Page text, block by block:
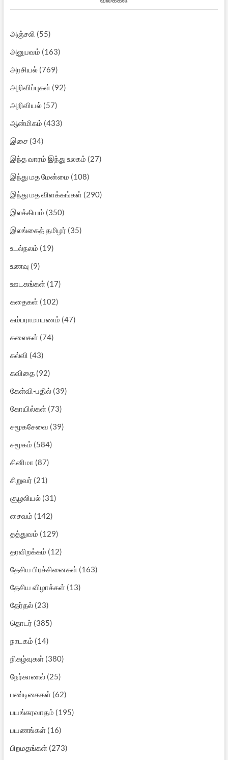
அஞ்சலி (55)
அனுபவம் (163)
அரசியல்(769)
அறிவிப்புகள்(92)
அறிவியல்(57)
ஆன்மிகம் (433)
இசை(34)
இந்த வாரம் இந்து உலகம் (27)
இந்து மத மேன்மை (108)
இந்து மத விளக்கங்கள்(290)
இலக்கியம் (350)
இலங்கைத் தமிழர் (35)
உடல்நலம் (19)
உணவு (9)
ஊடகங்கள்(17)
கதைகள்(102)
கம்பராமாயணம் (47)
கலைகள்(74)
கல்வி (43)
கவிதை(92)
கேள்வி-பதில்(39)
கோயில்கள்(73)
சமூகசேவை (39)
சமூகம் (584)
சினிமா (87)
சிறுவர் (21)
சூழலியல்(31)
சைவம் (142)
தத்துவம் (129)
தரவிறக்கம் (12)
தேசிய பிரச்சினைகள்(163)
தேசிய விழாக்கள்(13)
தேர்தல்(23)
தொடர் (385)
நாடகம் (14)
நிகழ்வுகள்(380)
நேர்காணல்(25)
பண்டிகைகள்(62)
பயங்கரவாதம் (195)
பயணங்கள்(16)
பிறமதங்கள்(273)